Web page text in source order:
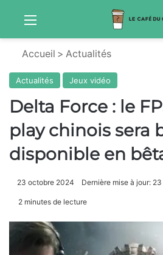
Menu
Accueil > Actualités
Actualités Jeux vidéo
Delta Force : le
play chinois sera
disponible en
23 octobre 2024 Dernière mise à jour:
2 minutes de lecture